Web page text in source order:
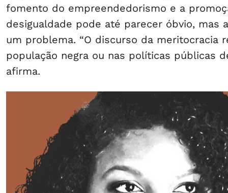
fomento do empreendedorismo e a
desigualdade pode até parecer óbvio, mas
um problema. “O discurso da meritocracia
população negra ou nas políticas públicas
afirma.